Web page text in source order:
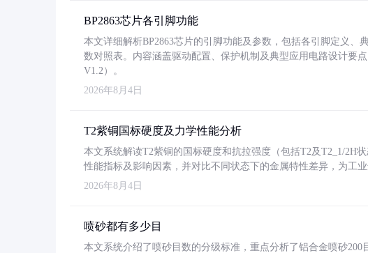
BP2863芯片各引脚功能
本文详细解析BP2863芯片的引脚功能及参数，包括各引脚定义
数对照表。内容涵盖驱动配置、保护机制及典型应用电路设计要
V1.2）。
2026年8月4日
T2紫铜国标硬度及力学性能分析
本文系统解读T2紫铜的国标硬度和抗拉强度（包括T2及T2_1/2H
性能指标及影响因素，并对比不同状态下的金属特性差异，为工业
2026年8月4日
喷砂都有多少目
本文系统介绍了喷砂目数的分级标准，重点分析了铝合金喷砂